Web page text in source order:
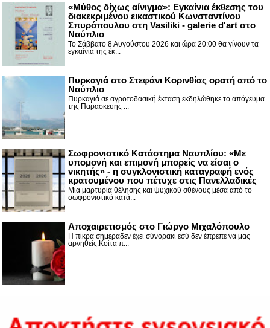
«Μύθος δίχως αίνιγμα»: Εγκαίνια έκθεσης του
διακεκριμένου εικαστικού Κωνσταντίνου
Σπυρόπουλου στη Vasiliki - galerie d'art στο
Ναύπλιο
Το Σάββατο 8 Αυγούστου 2026 και ώρα 20:00 θα γίνουν τα
εγκαίνια της έκ...
Πυρκαγιά στο Στεφάνι Κορινθίας ορατή από το
Ναύπλιο
Πυρκαγιά σε αγροτοδασική έκταση εκδηλώθηκε το απόγευμα
της Παρασκευής ...
Σωφρονιστικό Κατάστημα Ναυπλίου: «Με
υπομονή και επιμονή μπορείς να είσαι ο
νικητής» - η συγκλονιστική καταγραφή ενός
κρατουμένου που πέτυχε στις Πανελλαδικές
Μια μαρτυρία θέλησης και ψυχικού σθένους μέσα από το
σωφρονιστικό κατά...
Αποχαιρετισμός στο Γιώργο Μιχαλόπουλο
Η πίκρα σήμεραδεν έχει σύνορακι εσύ δεν έπρεπε να μας
αρνηθείς.Κοίτα π...